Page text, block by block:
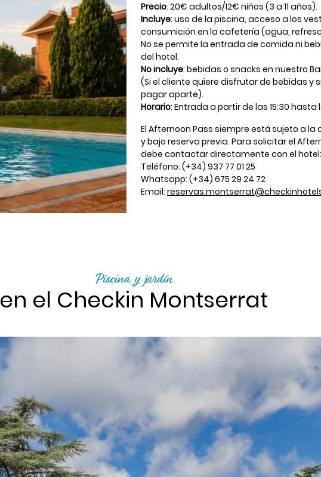
Precio: 20€ adultos/12€ niños (3 a 11 años).
Incluye: uso de la piscina, acceso a los
consumición en la cafetería (agua,
No se permite la entrada de comida ni
del hotel.
No incluye: bebidas o snacks en nuestro
(Si el cliente quiere disfrutar de bebidas y
pagar aparte).
Horario: Entrada a partir de las 15:30 hasta
El Afternoon Pass siempre está sujeto a la
y bajo reserva previa. Para solicitar el
debe contactar directamente con el hotel:
Teléfono: (+34) 937 77 01 25
Whatsapp: (+34) 675 29 24 72
Email:
Piscina y jardín
en el Checkin Montserrat